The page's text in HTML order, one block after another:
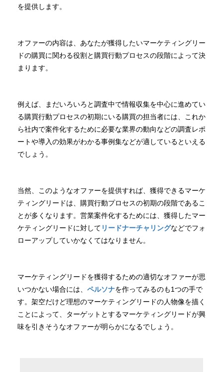
を提供します。
オファーの内容は、あなたが獲得したいマーケティングリー
ドの購買に関わる役割と購買行動プロセスの段階によって決
まります。
例えば、まだいろいろと調査中で情報収集を中心に進めてい
る購買行動プロセスの初期にいる購買の担当者には、これか
ら社内で案件化するために必要な業界の動向などの調査レポ
ートや導入の効果がわかる事例集などが適しているといえる
でしょう。
当然、このようなオファーを提供すれば、獲得できるマーケ
ティングリードは、購買行動プロセスの初期の段階であるこ
とが多くなります。営業案件化するためには、獲得したマー
ケティングリードに対して リードナーチャリングなどでフォ
ローアップしていかなくてはなりません。
マーケティングリードを獲得するための適切なオファーが思
いつかない場合には、 ペルソナを作ってみるのも1つの手で
す。架空だけど理想のマーケティングリードの人物像を描く
ことによって、ターゲットとするマーケティングリードが興
味を引きそうなオファーが明らかになるでしょう。